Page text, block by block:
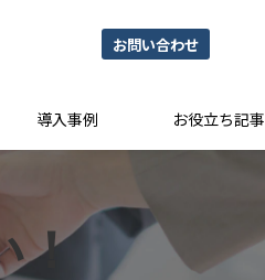
お問い合わせ
導入事例 お役立ち記事
！